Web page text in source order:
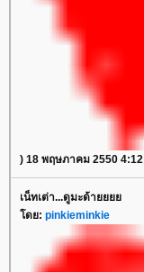
) 18 พฤษภาคม 2550
เน็ทเต่า...ดูมะด้า
ดย: pinkieminkie